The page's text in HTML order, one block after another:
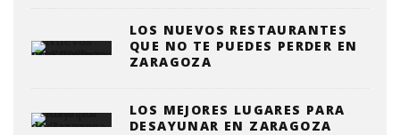
LOS NUEVOS RESTAURANTES
QUE NO TE PUEDES PERDER EN
ZARAGOZA
LOS MEJORES LUGARES PARA
DESAYUNAR EN ZARAGOZA